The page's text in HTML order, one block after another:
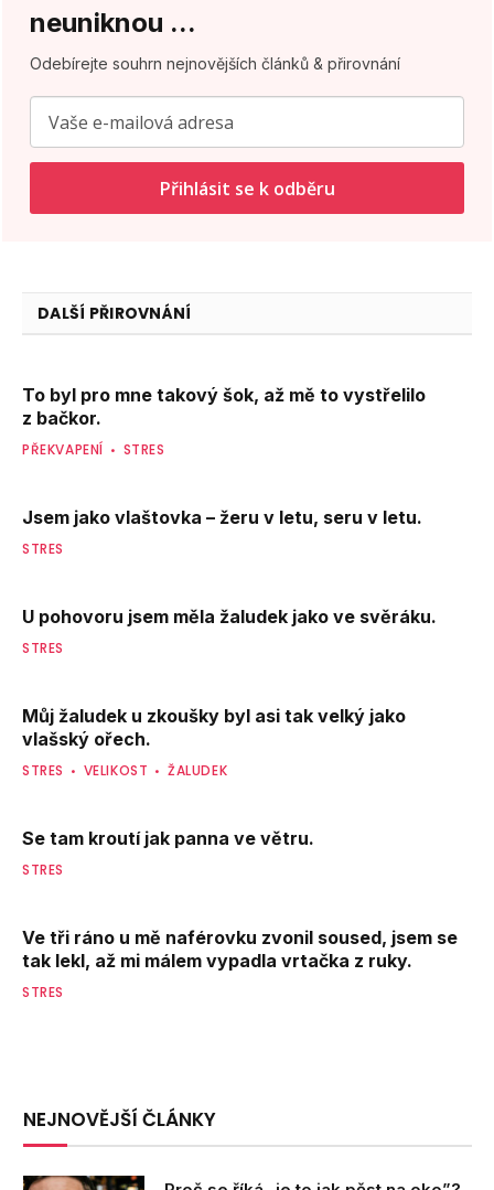
neuniknou ...
Odebírejte souhrn nejnovějších článků & přirovnání
Přihlásit se k odběru
DALŠÍ PŘIROVNÁNÍ
To byl pro mne takový šok, až mě to vystřelilo
z bačkor.
PŘEKVAPENÍ STRES
Jsem jako vlaštovka – žeru v letu, seru v letu.
STRES
U pohovoru jsem měla žaludek jako ve svěráku.
STRES
Můj žaludek u zkoušky byl asi tak velký jako
vlašský ořech.
STRES VELIKOST ŽALUDEK
Se tam kroutí jak panna ve větru.
STRES
Ve tři ráno u mě naférovku zvonil soused, jsem se
tak lekl, až mi málem vypadla vrtačka z ruky.
STRES
NEJNOVĚJŠÍ ČLÁNKY